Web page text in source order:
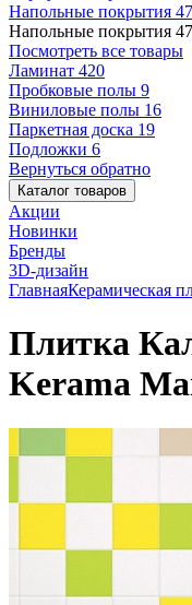
Напольные покрытия
Напольные покрытия
Посмотреть все товары
Ламинат 420
Пробковые полы 9
Виниловые полы 16
Паркетная доска 19
Подложки 6
Вернуться обратно
Каталог товаров
Акции
Новинки
Бренды
3D-дизайн
ГлавнаяКерамическая
Плитка
Kerama